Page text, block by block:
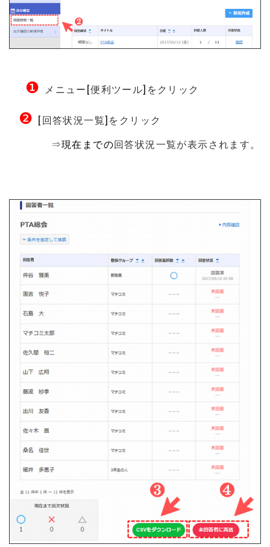
❶ メニュー[便利ツール]をクリック
❷ [回答状況一覧]をクリック
⇒現在までの回答状況一覧が表示されます。